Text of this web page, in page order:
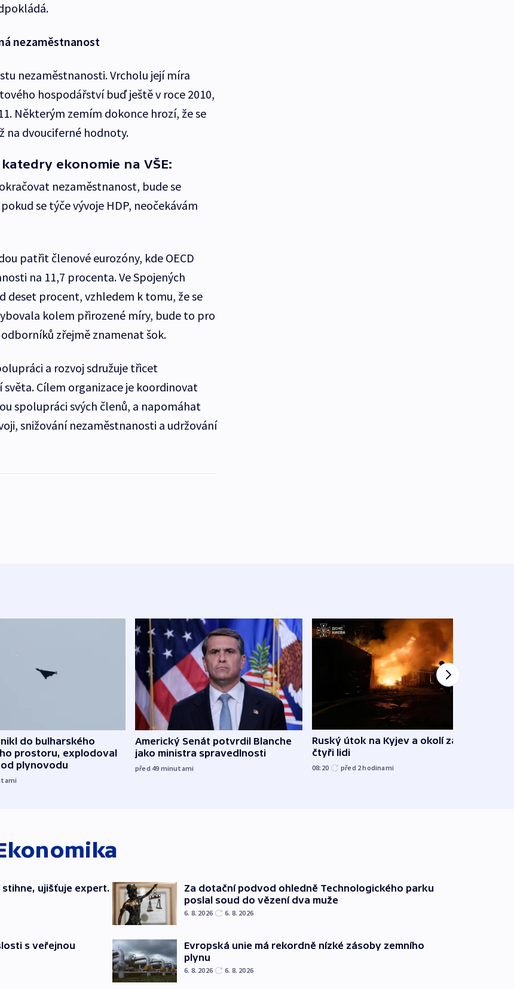
nezaměstnanost
nezaměstnanosti. Vrcholu její míra
hospodářství buď ještě v roce 2010,
Některým zemím dokonce hrozí, že se
na dvouciferné hodnoty.
ekonomie na VŠE:
nezaměstnanost, bude se
se týče vývoje HDP, neočekávám
patřit členové eurozóny, kde OECD
na 11,7 procenta. Ve Spojených
deset procent, vzhledem k tomu, že se
kolem přirozené míry, bude to pro
zřejmě znamenat šok.
a rozvoj sdružuje třicet
Cílem organizace je koordinovat
spolupráci svých členů, a napomáhat
snižování nezaměstnanosti a udržování
do bulharského
prostoru, explodoval
plynovodu
Americký Senát potvrdil Blanche
jako ministra spravedlnosti
před 49 minutami
Ruský útok na Kyjev a okolí zabil
čtyři lidi
08:20 před 2hodinami
stihne, ujišťuje expert.
s veřejnou
Za dotační podvod ohledně Technologického parku
poslal soud do vězení dva muže
6. 8. 2026 6. 8. 2026
Evropská unie má rekordně nízké zásoby zemního
plynu
6. 8. 2026 6. 8. 2026